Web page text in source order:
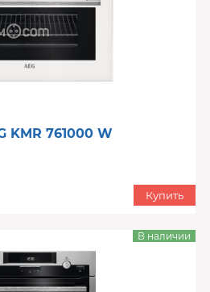
KMR 761000 W
Купить
В наличии